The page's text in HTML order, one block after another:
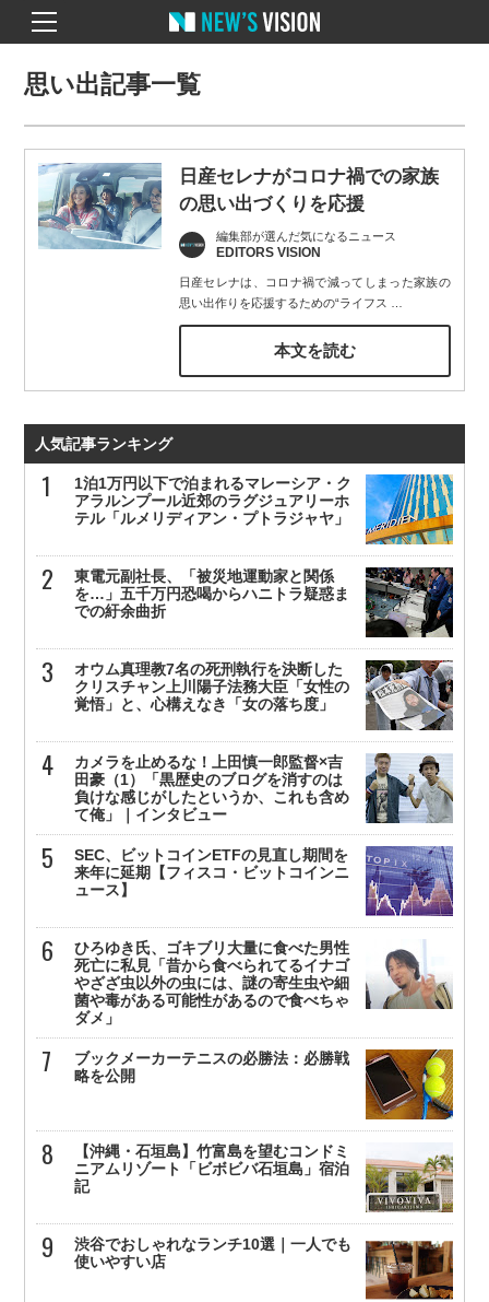
思い出記事一覧
日産セレナがコロナ禍での家族
の思い出づくりを応援
編集部が選んだ気になるニュース
EDITORS VISION
日産セレナは、コロナ禍で減ってしまった家族の
思い出作りを応援するための“ライフス
本文を読む
人気記事ランキング
1泊1万円以下で泊まれるマレーシア・ク
アラルンプール近郊のラグジュアリーホ
テル「ルメリディアン・プトラジャヤ」
東電元副社長、「被災地運動家と関係
を…」五千万円恐喝からハニトラ疑惑ま
での紆余曲折
オウム真理教7名の死刑執行を決断した
クリスチャン上川陽子法務大臣「女性の
覚悟」と、心構えなき「女の落ち度」
カメラを止めるな！上田慎一郎監督×吉
田豪（1）「黒歴史のブログを消すのは
負けな感じがしたというか、これも含め
て俺」｜インタビュー
SEC、ビットコインETFの見直し期間を
来年に延期【フィスコ・ビットコインニ
ュース】
ひろゆき氏、ゴキブリ大量に食べた男性
死亡に私見「昔から食べられてるイナゴ
やざざ虫以外の虫には、謎の寄生虫や細
菌や毒がある可能性があるので食べちゃ
ダメ」
ブックメーカーテニスの必勝法：必勝戦
略を公開
【沖縄・石垣島】竹富島を望むコンドミ
ニアムリゾート「ビボビバ石垣島」宿泊
記
渋谷でおしゃれなランチ10選｜一人でも
使いやすい店